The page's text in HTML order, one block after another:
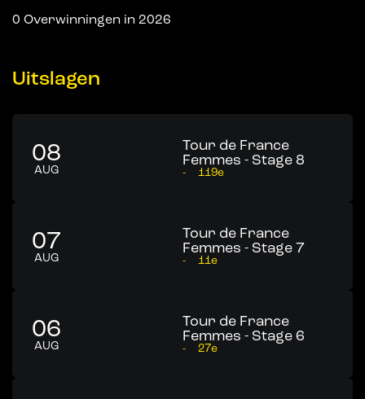
0 Overwinningen in 2026
Uitslagen
08
AUG
Tour de France
Femmes - Stage 8
- 119e
07
AUG
Tour de France
Femmes - Stage 7
- 11e
06
AUG
Tour de France
Femmes - Stage 6
- 27e